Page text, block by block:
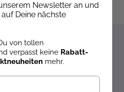
und 10%
erhalten
Newsletter an und
auf Deine nächste
von tollen
verpasst keine Rabatt-
mehr.